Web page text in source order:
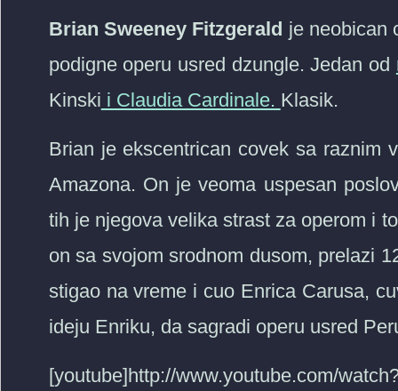
Brian Sweeney Fitzgerald je neobican
podigne operu usred dzungle. Jedan od
Kinski i Claudia Cardinale. Klasik.
Brian je ekscentrican covek sa raznim
Amazona. On je veoma uspesan
tih je njegova velika strast za operom i
on sa svojom srodnom dusom, prelazi
stigao na vreme i cuo Enrica Carusa,
ideju Enriku, da sagradi operu usred
[youtube]http://www.youtube.com/